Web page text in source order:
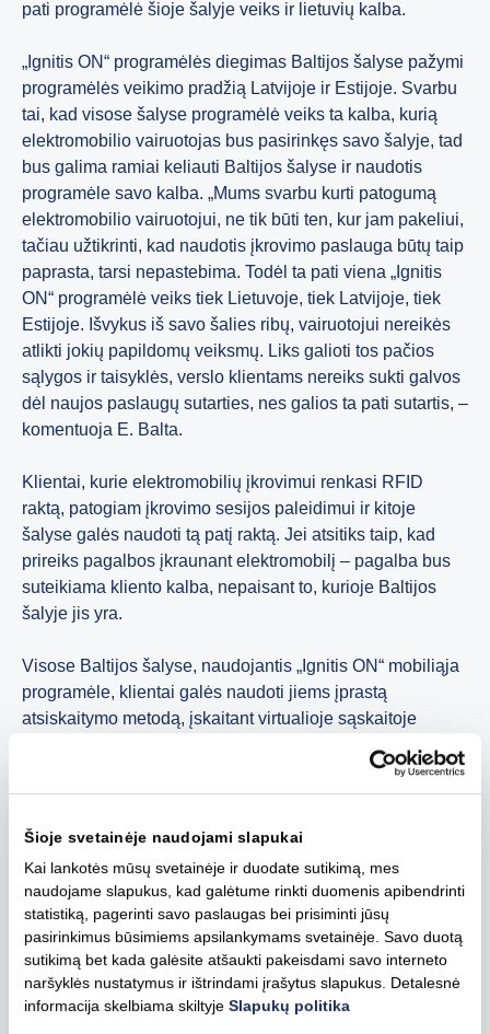
Šioje svetainėje naudojami slapukai
Kai lankotės mūsų svetainėje ir duodate sutikimą, mes
naudojame slapukus, kad galėtume rinkti duomenis apibendrinti
statistiką, pagerinti savo paslaugas bei prisiminti jūsų
pasirinkimus būsimiems apsilankymams svetainėje. Savo duotą
sutikimą bet kada galėsite atšaukti pakeisdami savo interneto
naršyklės nustatymus ir ištrindami įrašytus slapukus. Detalesnė
informacija skelbiama skiltyjeSlapukų politika
pati programėlė šioje šalyje veiks ir lietuvių kalba.
„Ignitis ON“ programėlės diegimas Baltijos šalyse pažymi
programėlės veikimo pradžią Latvijoje ir Estijoje. Svarbu
tai, kad visose šalyse programėlė veiks ta kalba, kurią
elektromobilio vairuotojas bus pasirinkęs savo šalyje, tad
bus galima ramiai keliauti Baltijos šalyse ir naudotis
programėle savo kalba. „Mums svarbu kurti patogumą
elektromobilio vairuotojui, ne tik būti ten, kur jam pakeliui,
tačiau užtikrinti, kad naudotis įkrovimo paslauga būtų taip
paprasta, tarsi nepastebima. Todėl ta pati viena „Ignitis
ON“ programėlė veiks tiek Lietuvoje, tiek Latvijoje, tiek
Estijoje. Išvykus iš savo šalies ribų, vairuotojui nereikės
atlikti jokių papildomų veiksmų. Liks galioti tos pačios
sąlygos ir taisyklės, verslo klientams nereiks sukti galvos
dėl naujos paslaugų sutarties, nes galios ta pati sutartis, –
komentuoja E. Balta.
Klientai, kurie elektromobilių įkrovimui renkasi RFID
raktą, patogiam įkrovimo sesijos paleidimui ir kitoje
šalyse galės naudoti tą patį raktą. Jei atsitiks taip, kad
prireiks pagalbos įkraunant elektromobilį – pagalba bus
suteikiama kliento kalba, nepaisant to, kurioje Baltijos
šalyje jis yra.
Visose Baltijos šalyse, naudojantis „Ignitis ON“ mobiliąja
programėle, klientai galės naudoti jiems įprastą
atsiskaitymo metodą, įskaitant virtualioje sąskaitoje
klientų, kurie jau turi ir naudojasi „Ignitis ON“ programėle,
atnaujinimai bus įdiegti automatiškai. Jei automatiškai
programėlė neatsinaujins, tai bus paprasta padaryti
rankiniu būdu. E. Balta pažymi, kad esamiems
vartotojams nereiks atnaujinti slaptažodžių ar mokėjimo
pasirinkimų.